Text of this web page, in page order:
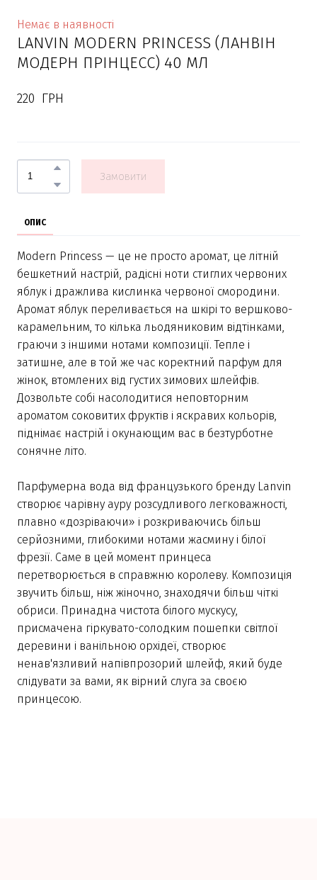
Немає в наявності
LANVIN MODERN PRINCESS (ЛАНВІН
МОДЕРН ПРІНЦЕСС) 40 МЛ
220  ГРН
Замовити
ОПИС
Modern Princess — це не просто аромат, це літній
бешкетний настрій, радісні ноти стиглих червоних
яблук і дражлива кислинка червоної смородини.
Аромат яблук переливається на шкірі то вершково-
карамельним, то кілька льодяниковим відтінками,
граючи з іншими нотами композиції. Тепле і
затишне, але в той же час коректний парфум для
жінок, втомлених від густих зимових шлейфів.
Дозвольте собі насолодитися неповторним
ароматом соковитих фруктів і яскравих кольорів,
піднімає настрій і окунающим вас в безтурботне
сонячне літо.
Парфумерна вода від французького бренду Lanvin
створює чарівну ауру розсудливого легковажності,
плавно «дозріваючи» і розкриваючись більш
серйозними, глибокими нотами жасмину і білої
фрезії. Саме в цей момент принцеса
перетворюється в справжню королеву. Композиція
звучить більш, ніж жіночно, знаходячи більш чіткі
обриси. Принадна чистота білого мускусу,
присмачена гіркувато-солодким пошепки світлої
деревини і ванільною орхідеї, створює
ненав'язливий напівпрозорий шлейф, який буде
слідувати за вами, як вірний слуга за своєю
принцесою.